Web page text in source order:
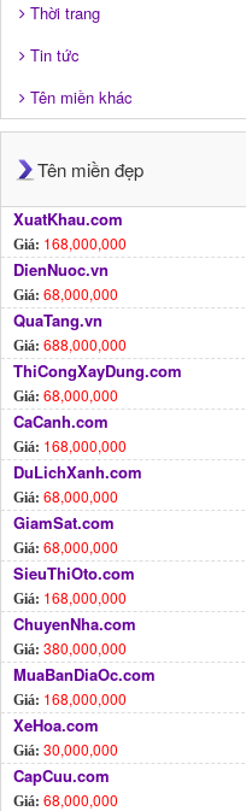
Thời trang
Tin tức
Tên miền khác
Tên miền đẹp
XuatKhau.com
Giá: 168,000,000
DienNuoc.vn
Giá: 68,000,000
QuaTang.vn
Giá: 688,000,000
ThiCongXayDung.com
Giá: 68,000,000
CaCanh.com
Giá: 168,000,000
DuLichXanh.com
Giá: 68,000,000
GiamSat.com
Giá: 68,000,000
SieuThiOto.com
Giá: 168,000,000
ChuyenNha.com
Giá: 380,000,000
MuaBanDiaOc.com
Giá: 168,000,000
XeHoa.com
Giá: 30,000,000
CapCuu.com
Giá: 68,000,000